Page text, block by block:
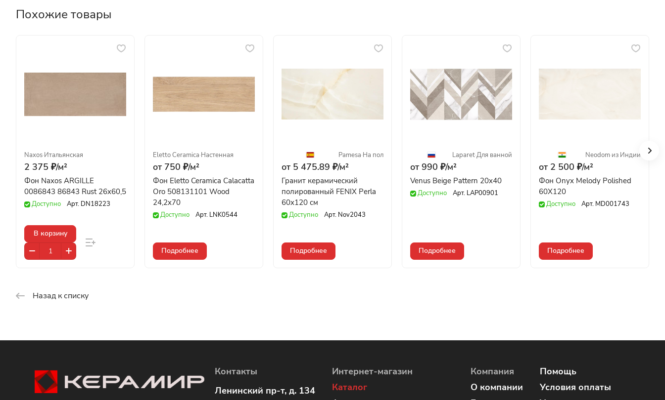
Похожие товары
Naxos·Итальянская
2 375 ₽/м²
Фон Naxos ARGILLE
0086843 86843 Rust 26x60,5
Доступно Арт. DN18223
В корзину
Eletto Ceramica·Настенная
от 750 ₽/м²
Фон Eletto Ceramica Calacatta
Oro 508131101 Wood
24,2x70
Доступно Арт. LNK0544
Подробнее
Pamesa·На пол
от 5 475.89 ₽/м²
Гранит керамический
полированный FENIX Perla
60x120 см
Доступно Арт. Nov2043
Подробнее
Laparet·Для ванной
от 990 ₽/м²
Venus Beige Pattern 20x40
Доступно Арт. LAP00901
Подробнее
Neodom·из Индии
от 2 500 ₽/м²
Фон Onyx Melody Polished
60X120
Доступно Арт. MD001743
Подробнее
Назад к списку
Контакты
Ленинский пр-т, д. 134
Интернет-магазин
Каталог
Компания
О компании
Помощь
Условия оплаты